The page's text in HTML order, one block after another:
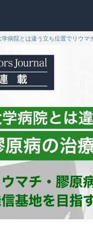
学病院とは違う立ち位置でリウマ